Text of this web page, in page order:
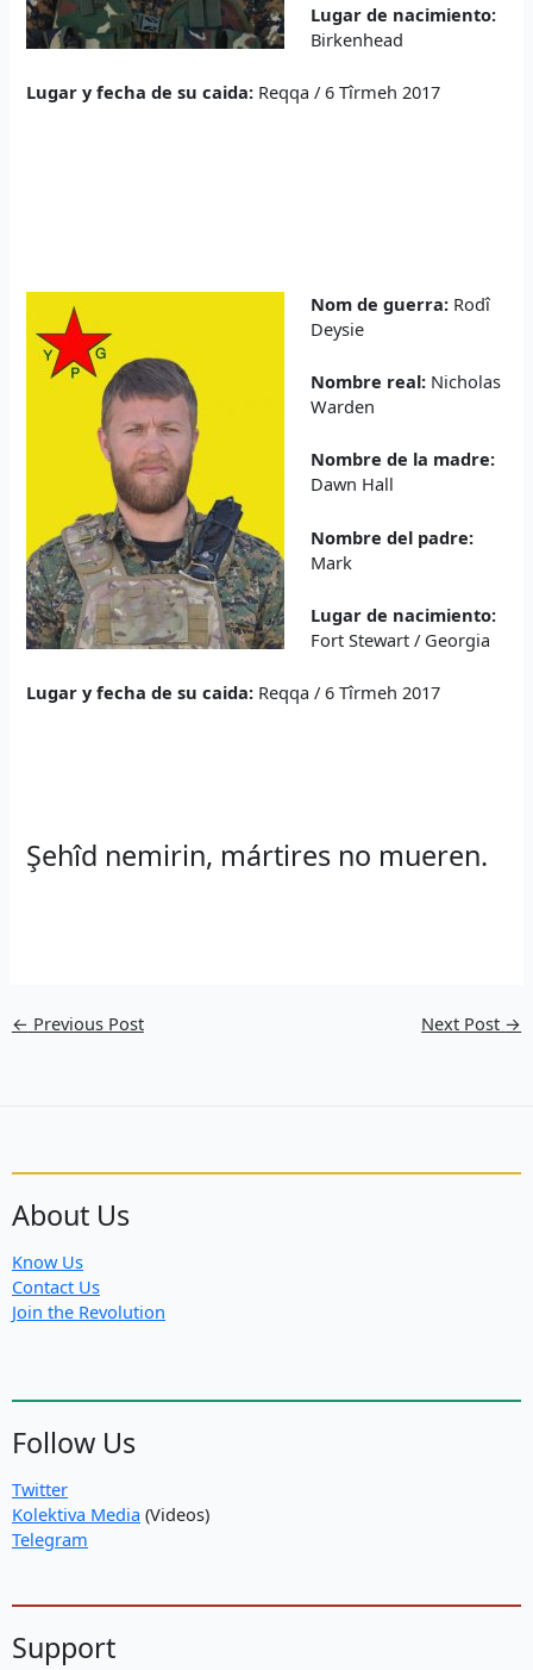
Lugar de nacimiento:
Birkenhead
Lugar y fecha de su caida: Reqqa / 6 Tîrmeh 2017
Nom de guerra: Rodî
Deysie
Nombre real: Nicholas
Warden
Nombre de la madre:
Dawn Hall
Nombre del padre:
Mark
Lugar de nacimiento:
Fort Stewart / Georgia
Lugar y fecha de su caida: Reqqa / 6 Tîrmeh 2017
Şehîd nemirin, mártires no mueren.
← Previous Post Next Post →
About Us
Know Us
Contact Us
Join the Revolution
Follow Us
Twitter
Kolektiva Media (Videos)
Telegram
Support